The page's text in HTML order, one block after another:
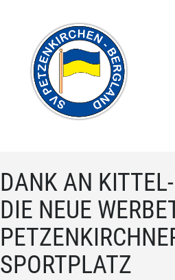
DANK AN
DIE NEUE
SPORTPLATZ